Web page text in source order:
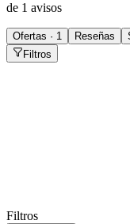
de 1 avisos
Ofertas · 1 Reseñas
Filtros
Filtros